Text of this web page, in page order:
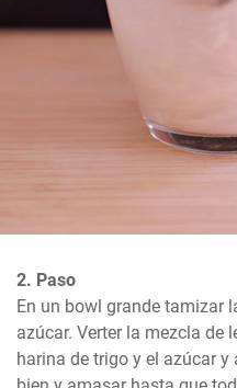
2. Paso
En un bowl grande tamizar
azúcar. Verter la mezcla de
harina de trigo y el azúcar